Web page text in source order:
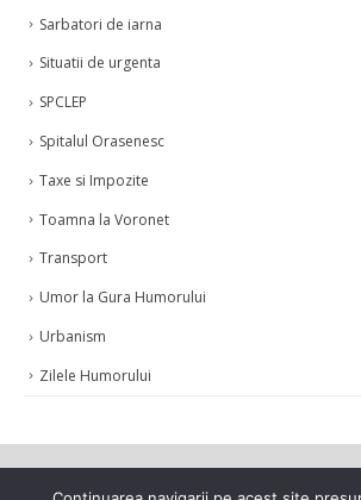
Sarbatori de iarna
Situatii de urgenta
SPCLEP
Spitalul Orasenesc
Taxe si Impozite
Toamna la Voronet
Transport
Umor la Gura Humorului
Urbanism
Zilele Humorului